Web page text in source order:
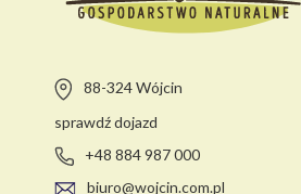
88-324 Wójcin
sprawdź dojazd
+48 884 987 000
biuro@wojcin.com.pl